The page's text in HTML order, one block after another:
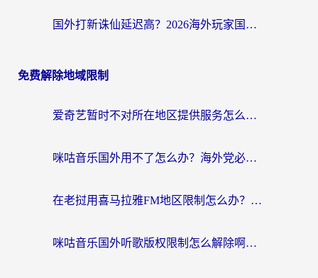
国外打新诛仙延迟高？2026海外玩家国服游戏加速器终极指南（附天龙八部闪耀暖暖实测）
免费解除地域限制
爱奇艺暂时不对所在地区提供服务怎么办？海外党亲测有效的追剧解决方案
咪咕音乐国外用不了怎么办？海外党必备的国内内容访问全攻略
在老挝用喜马拉雅FM地区限制怎么办？海外党亲测有效的回国加速方案
咪咕音乐国外听歌版权限制怎么解除啊？海外党亲测有效的回国加速方案